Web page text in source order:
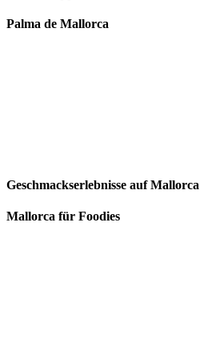
Palma de Mallorca
Geschmackserlebnisse auf Mallorca
Mallorca für Foodies